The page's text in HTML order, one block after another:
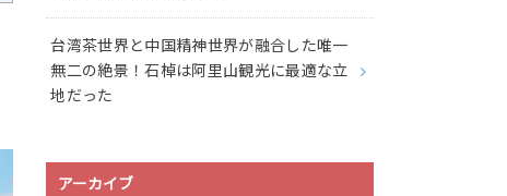
台湾茶世界と中国精神世界が融合した唯一
無二の絶景！石棹は阿里山観光に最適な立
地だった
アーカイブ